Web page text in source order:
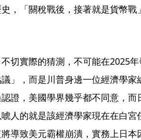
，「關稅戰後，接著就是貨幣戰
切實際的猜測，不可能在2025
」，而是川普身邊一位經濟學家
證，美國學界幾乎都不同意，而
人的就是該經濟學家現在在白宮
導致美元霸權崩潰，實務上日本